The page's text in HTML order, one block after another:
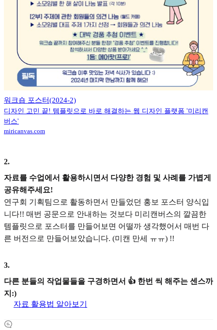
워크숍 포스터(2024-2)
디자인 고민 끝! 템플릿으로 바로 해결하는 웹 디자인 플랫폼 '미리캔
버스'
miricanvas.com
2.
자료를 수업에서 활용하시면서 다양한 경험 및 사례를 가볍게
공유해주세요!
연구회 기획팀으로 활동하면서 만들었던 홍보 포스터 양식입
니다!! 매번 공문으로 안내하는 것보다 미리캔버스의 깔끔한
템플릿으로 포스터를 만들어보면 어떨까 생각했어서 매번 다
른 버전으로 만들어보았습니다. (미캔 만세 ㅠㅠ) !!
3.
다른 분들의 작업물들을 구경하면서 👍 한번 씩 해주는 센스까
지:)
자료 활용법 알아보기